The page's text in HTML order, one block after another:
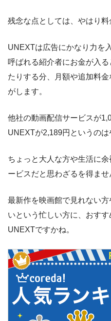
残念な点としては、やはり料
UNEXTは広告にかなり力を
呼ばれる紹介者にお金が入
たりする分、月額や追加料
がします。
他社の動画配信サービスが
UNEXTが2,189円というのは
ちょっと大人な方や生活に
ービスだと思わざるを得ませ
最新作を映画館で見れない
いという忙しい方に、おす
UNEXTですかね。